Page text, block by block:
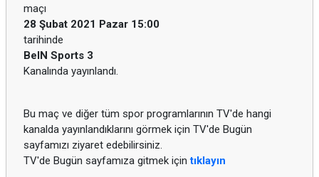
maçı
28 Şubat 2021 Pazar 15:00
tarihinde
BeIN Sports 3
Kanalında yayınlandı.
Bu maç ve diğer tüm spor programlarının TV'de hangi
kanalda yayınlandıklarını görmek için TV'de Bugün
sayfamızı ziyaret edebilirsiniz.
TV'de Bugün sayfamıza gitmek içintıklayın